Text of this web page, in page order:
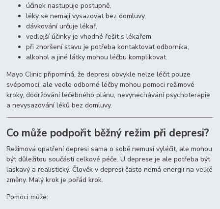
účinek nastupuje postupně,
léky se nemají vysazovat bez domluvy,
dávkování určuje lékař,
vedlejší účinky je vhodné řešit s lékařem,
při zhoršení stavu je potřeba kontaktovat odborníka,
alkohol a jiné látky mohou léčbu komplikovat.
Mayo Clinic připomíná, že depresi obvykle nelze léčit pouze
svépomocí, ale vedle odborné léčby mohou pomoci režimové
kroky, dodržování léčebného plánu, nevynechávání psychoterapie
a nevysazování léků bez domluvy.
Co může podpořit běžný režim při depresi?
Režimová opatření depresi sama o sobě nemusí vyléčit, ale mohou
být důležitou součástí celkové péče. U deprese je ale potřeba být
laskavý a realistický. Člověk v depresi často nemá energii na velké
změny. Malý krok je pořád krok.
Pomoci může: